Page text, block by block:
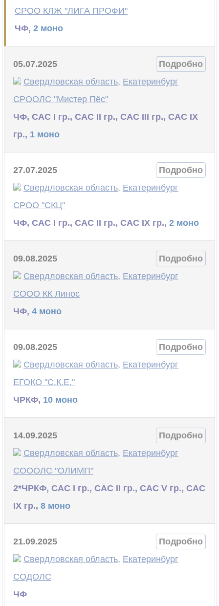
СРОО КЛЖ "ЛИГА ПРОФИ"
ЧФ, 2 моно
05.07.2025
Подробно
Свердловская область, Екатеринбург
СРООЛС "Мистер Пёс"
ЧФ, САС I гр., САС II гр., САС III гр., САС IX
гр., 1 моно
27.07.2025
Подробно
Свердловская область, Екатеринбург
СРОО "СКЦ"
ЧФ, САС I гр., САС II гр., САС IX гр., 2 моно
09.08.2025
Подробно
Свердловская область, Екатеринбург
СООО КК Линос
ЧФ, 4 моно
09.08.2025
Подробно
Свердловская область, Екатеринбург
ЕГОКО "С.К.Е."
ЧРКФ, 10 моно
14.09.2025
Подробно
Свердловская область, Екатеринбург
СОООЛС "ОЛИМП"
2*ЧРКФ, САС I гр., САС II гр., САС V гр., САС
IX гр., 8 моно
21.09.2025
Подробно
Свердловская область, Екатеринбург
СОДОЛС
ЧФ